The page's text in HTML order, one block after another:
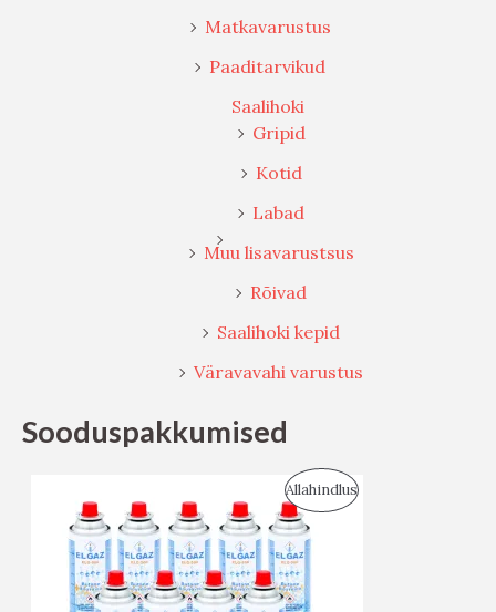
Matkavarustus
Paaditarvikud
Saalihoki
Gripid
Kotid
Labad
Muu lisavarustsus
Rõivad
Saalihoki kepid
Väravavahi varustus
Sooduspakkumised
AllahindlusS